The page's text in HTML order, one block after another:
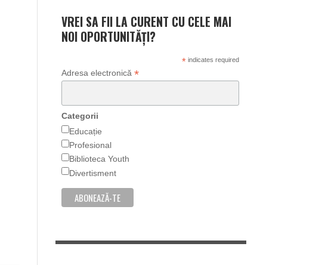
VREI SA FII LA CURENT CU CELE MAI
NOI OPORTUNITĂȚI?
*indicates required
Adresa electronică *
Categorii
Educație
Profesional
Biblioteca Youth
Divertisment